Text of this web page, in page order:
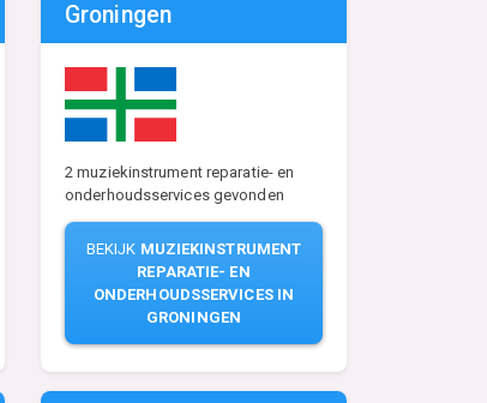
Groningen
2 muziekinstrument reparatie- en
onderhoudsservices gevonden
BEKIJK MUZIEKINSTRUMENT
REPARATIE- EN
ONDERHOUDSSERVICES IN
GRONINGEN